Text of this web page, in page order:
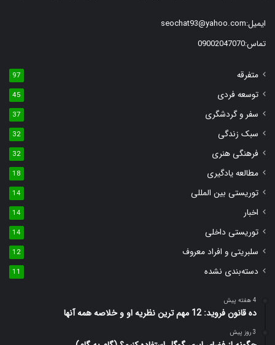
ایمیل:seochat93@yahoo.com
تماس:09002047070
متفرقه 97
توسعه فردی 45
سفر و گردشگری 37
سبک زندگی 32
فرهنگی هنری 32
مطالعه یادگیری 18
توریستی بین المللی 14
اخبار 14
توریستی داخلی 14
سلبریتی و افراد معروف 12
دسته‌بندی نشده 11
4 هفته پیش
ده قانون فروید: 12 مهم ترین نظریه او و خلاصه همه آنها
3 روز پیش